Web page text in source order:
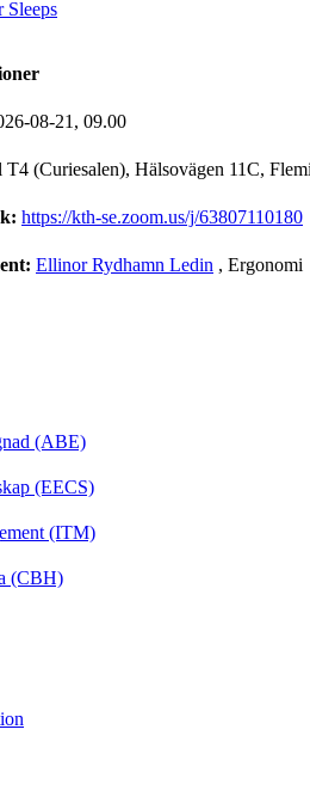
Sleeps
08-21, 09.00
T4 (Curiesalen), Hälsovägen 11C,
https://kth-se.zoom.us/j/63807110180
Ellinor Rydhamn Ledin , Ergonomi
(ABE)
(EECS)
(ITM)
(CBH)